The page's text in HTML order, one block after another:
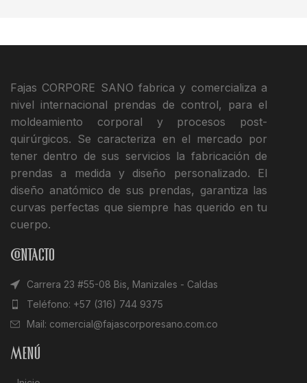
Fajas CORPORE SANO fabrica y comercializa a
nivel internacional prendas de control, para el
moldeamiento corporal y procesos post-
quirúrgicos. Se caracteriza en el mercado por
tener dentro de sus servicios la fabricación de
prendas a medida y diseño personalizado. El
diseño anatómico de sus prendas, garantiza las
curvas perfectas que siempre has querido en tu
cuerpo.
Contacto
Carrera 23 #55-08 Bis, Manizales - Caldas
Teléfono: +57 (316) 744 9375
Mail: comercial@fajascorporesano.com.co
Menú